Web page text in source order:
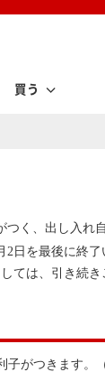
買う
く、出し入れ
日を最後に終了
ては、引き続き
子がつきます。